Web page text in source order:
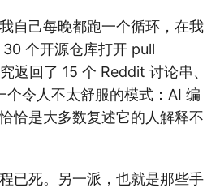
自己每晚都跑一个循环，在我
个开源仓库打开 pull
返回了 15 个 Reddit 讨论串、
个令人不太舒服的模式：AI 编
恰是大多数复述它的人解释不
已死。另一派，也就是那些手